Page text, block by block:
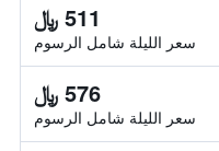
511 ﷼
سعر الليلة شامل الرسوم
576 ﷼
سعر الليلة شامل الرسوم